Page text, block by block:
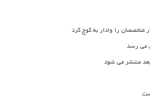
متخصصان را وادار به کوچ کرد
می رسد
منتشر می شود